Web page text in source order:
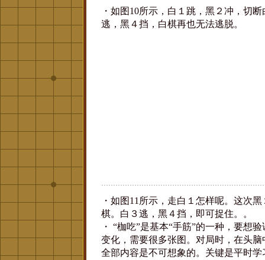
・如图10所示，白１跳，黑２冲，切
逃，黑４挡，白棋再也无法逃脱。
・如图11所示，走白１怎样呢。这次
棋。白３逃，黑４挡，即可捉住。。
・ “枷吃”是基本“手筋”的一种，要想
变化，需要很多张图。对局时，在头脑
全部内容是不可想象的。关键是平时学